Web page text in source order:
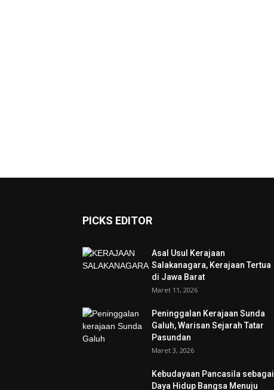
PICKS EDITOR
Asal Usul Kerajaan
Salakanagara, Kerajaan Tertua
di Jawa Barat
Maret 11, 2026
Peninggalan Kerajaan Sunda
Galuh, Warisan Sejarah Tatar
Pasundan
Maret 3, 2026
Kebudayaan Pancasila sebagai
Daya Hidup Bangsa Menuju